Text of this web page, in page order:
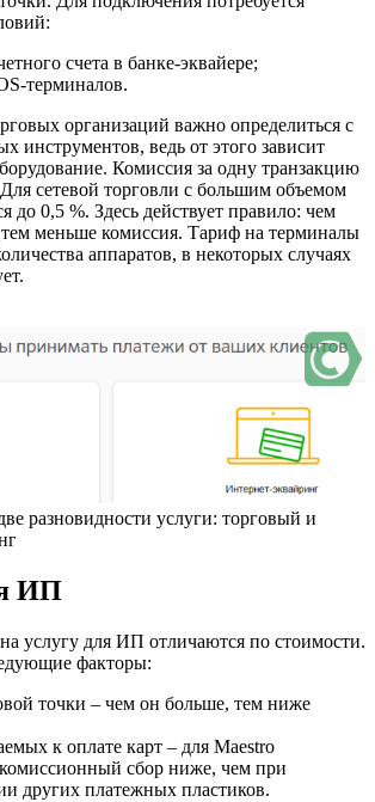
счета в банке-эквайере;
терминалов.
организаций важно определиться с
инструментов, ведь от этого зависит
Комиссия за одну транзакцию
сетевой торговли с большим объемом
до 0,5 %. Здесь действует правило: чем
меньше комиссия. Тариф на терминалы
аппаратов, в некоторых случаях
разновидности услуги: торговый и
ИП
услугу для ИП отличаются по стоимости.
факторы:
точки – чем он больше, тем ниже
к оплате карт – для Maestro
сбор ниже, чем при
других платежных пластиков.